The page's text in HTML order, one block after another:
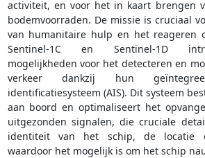
activiteit, en voor het in kaart brengen
bodemvoorraden. De missie is cruciaal
van humanitaire hulp en het reageren
Sentinel-1C en Sentinel-1D
mogelijkheden voor het detecteren en
verkeer dankzij hun
identificatiesysteem (AIS). Dit systeem
aan boord en optimaliseert het
uitgezonden signalen, die cruciale
identiteit van het schip, de locatie
waardoor het mogelijk is om het schip